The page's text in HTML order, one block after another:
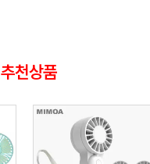
추천상품